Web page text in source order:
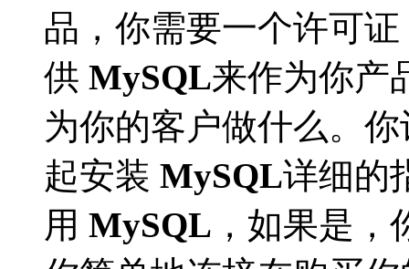
品，你需要一个许可
供 MySQL来作为你产
为你的客户做什么。
起安装 MySQL详细的
用 MySQL ，如果是